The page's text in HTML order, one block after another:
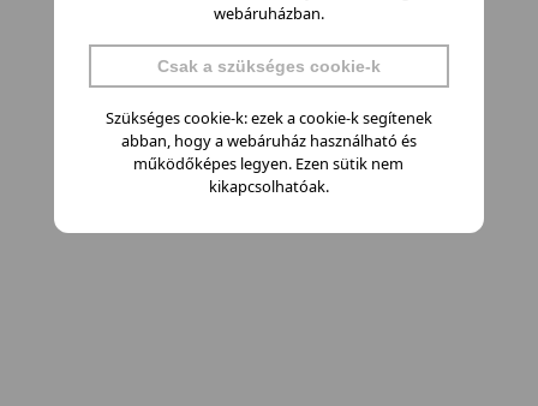
webáruházban.
Csak a szükséges cookie-k
Szükséges cookie-k: ezek a cookie-k segítenek
abban, hogy a webáruház használható és
működőképes legyen. Ezen sütik nem
kikapcsolhatóak.